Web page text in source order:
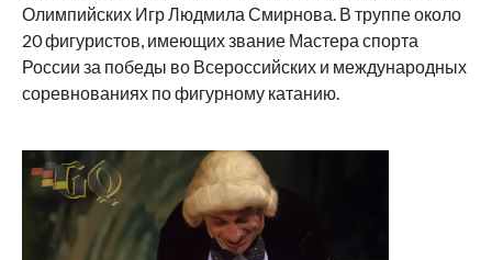
Олимпийских Игр Людмила Смирнова. В труппе около
20 фигуристов, имеющих звание Мастера спорта
России за победы во Всероссийских и международных
соревнованиях по фигурному катанию.